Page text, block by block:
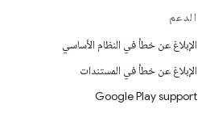
الدعم
الإبلاغ عن خطأ في النظام الأساسي
الإبلاغ عن خطأ في المستندات
Google Play support